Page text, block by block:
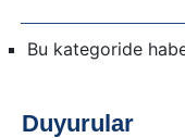
Bu kategoride
Duyurular